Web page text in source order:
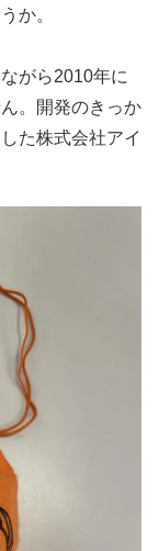
か。
がら2010年に
。開発のきっか
た株式会社アイ